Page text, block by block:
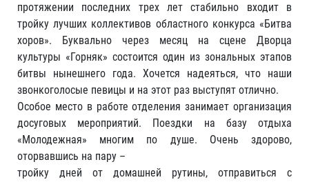
протяжении последних трех лет стабильно входит в
тройку лучших коллективов областного конкурса «Битва
хоров». Буквально через месяц на сцене Дворца
культуры «Горняк» состоится один из зональных этапов
битвы нынешнего года. Хочется надеяться, что наши
звонкоголосые певицы и на этот раз выступят отлично.
Особое место в работе отделения занимает организация
досуговых мероприятий. Поездки на базу отдыха
«Молодежная» многим по душе. Очень здорово,
оторвавшись на пару –
тройку дней от домашней рутины, отправиться с